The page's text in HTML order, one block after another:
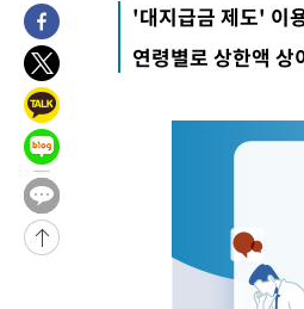
부상
-14816초 전 >
[속보]美중부 사령관, 이스
-12880초 전 >
美 국방부, 켄달 전 공군장
보, 언론 누출”
-12849초 전 >
-12824초 전 >
“美 이란전 무기 소진…북
'대지급금 제도' 이
연령별로 상한액